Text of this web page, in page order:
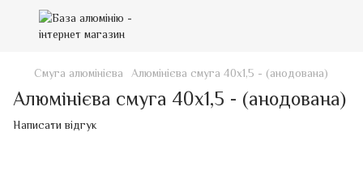
Смуга алюмінієва Алюмінієва смуга 40х1,5 - (анодована)
Алюмінієва смуга 40х1,5 - (анодована)
Написати відгук